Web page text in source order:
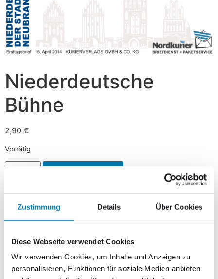
Zustimmung Details Über Cookies
Diese Webseite verwendet Cookies
Wir verwenden Cookies, um Inhalte und Anzeigen zu
personalisieren, Funktionen für soziale Medien anbieten
Niederdeutsche
Bühne
2,90 €
Vorrätig
Beschreibung
Beschreibung
Am 15.04.2014, anlässlich des 80-jährigen Jubiläums der
Niederdeutschen Bühne der Stadt Neubrandenburg e.V.,